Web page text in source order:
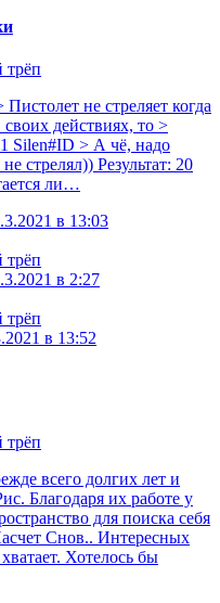
не стреляет когда
своих действиях, то >
Silen#ID > А чё, надо
стрелял)) Результат: 20
ли…
в 13:03
в 2:27
в 13:52
всего долгих лет и
Благодаря их работе у
для поиска себя
Снов.. Интересных
Хотелось бы